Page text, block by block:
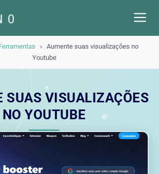
» Aumente suas visualizações no
Youtube
SUAS VISUALIZAÇÕES
NO YOUTUBE